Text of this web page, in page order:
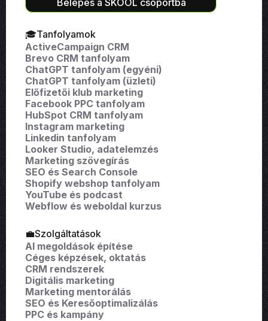
Belépés a SKOOL csoportba
🎓Tanfolyamok
ActiveCampaign CRM
Brevo CRM tanfolyam
ChatGPT tanfolyam (egyéni)
ChatGPT tanfolyam (üzleti)
Előfizetői klub marketing
Facebook PPC tanfolyam
HubSpot CRM tanfolyam
Instagram marketing
Linkedin tanfolyam
Looker Studio, adatelemzés
Marketing szövegírás
SEO és Search Console
Shopify webshop tanfolyam
YouTube és podcast
Webflow és weboldal kurzus
💼Szolgáltatások
AI megoldások építése
Céges képzések, oktatás
CRM rendszerek
Digitális marketing
Marketing mentorálás
SEO és Keresőoptimalizálás
PPC és kampány